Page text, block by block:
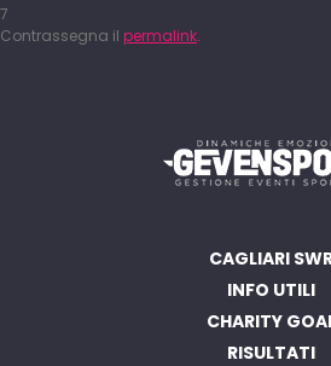
7
Contrassegna il permalink.
CAGLIARI
INFO UTILI
CHARITY
RISULTATI